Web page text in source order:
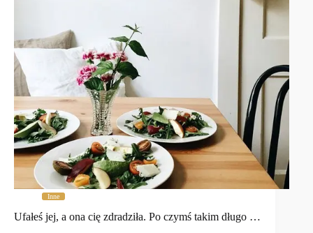
Inne
Ufałeś jej, a ona cię zdradziła. Po czymś takim długo …